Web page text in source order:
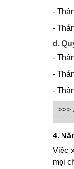
-
-
d.
-
-
-
>>>
4.
Việc
mọi